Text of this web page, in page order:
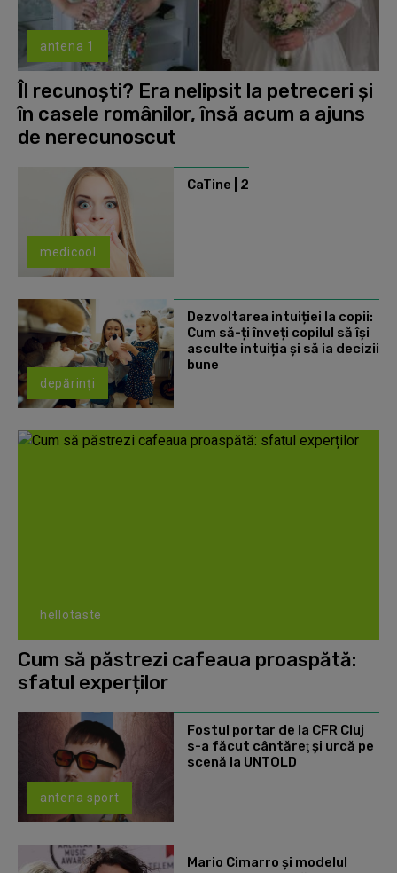
antena 1
Îl recunoști? Era nelipsit la petreceri și
în casele românilor, însă acum a ajuns
de nerecunoscut
medicool
CaTine | 2
depărinți
Dezvoltarea intuiției la copii:
Cum să-ți înveți copilul să își
asculte intuiția și să ia decizii
bune
hellotaste
Cum să păstrezi cafeaua proaspătă:
sfatul experților
antena sport
Fostul portar de la CFR Cluj
s-a făcut cântăreţ şi urcă pe
scenă la UNTOLD
Mario Cimarro și modelul